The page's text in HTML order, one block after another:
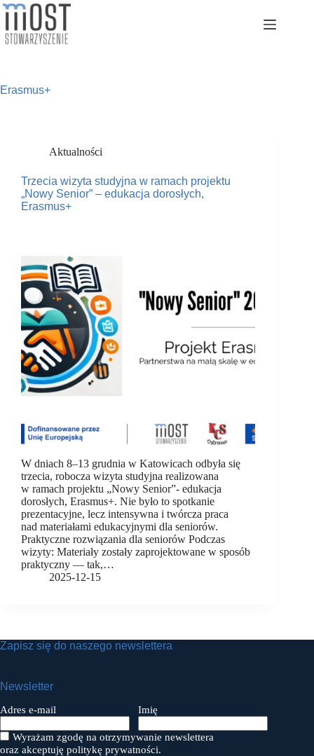
Przejdź
treści
Erasmus+
Aktualności
Trzecia wizyta studyjna w ramach projektu
„Nowy Senior” – edukacja dorosłych,
Erasmus+
W dniach 8–13 grudnia w Katowicach odbyła się
trzecia, robocza wizyta studyjna realizowana
w ramach projektu „Nowy Senior”- edukacja
dorosłych, Erasmus+. Nie było to spotkanie
prezentacyjne, lecz intensywna i twórcza praca
nad materiałami edukacyjnymi dla seniorów.
Praktyczne rozwiązania dla seniorów Podczas
wizyty: Materiały zostały zaprojektowane w sposób
praktyczny — tak,…
2025-12-15
Zapisz się do naszego newslettera
Newsletter
Adres e-mail Imię
Wyrażam zgodę na otrzymywanie newslettera
oraz akceptuję politykę prywatności.